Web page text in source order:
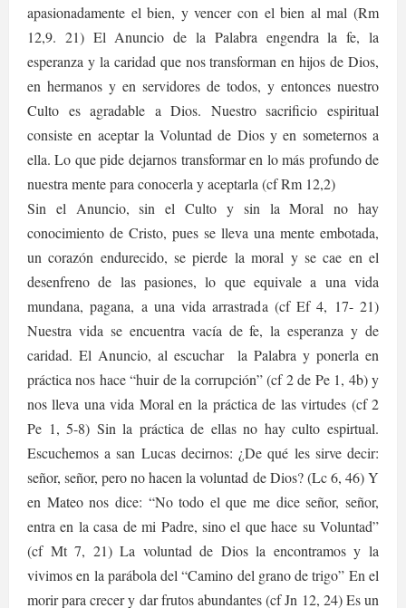
apasionadamente el bien, y vencer con el bien al mal (Rm
12,9. 21) El Anuncio de la Palabra engendra la fe, la
esperanza y la caridad que nos transforman en hijos de Dios,
en hermanos y en servidores de todos, y entonces nuestro
Culto es agradable a Dios. Nuestro sacrificio espiritual
consiste en aceptar la Voluntad de Dios y en someternos a
ella. Lo que pide dejarnos transformar en lo más profundo de
nuestra mente para conocerla y aceptarla (cf Rm 12,2)
Sin el Anuncio, sin el Culto y sin la Moral no hay
conocimiento de Cristo, pues se lleva una mente embotada,
un corazón endurecido, se pierde la moral y se cae en el
desenfreno de las pasiones, lo que equivale a una vida
mundana, pagana, a una vida arrastrada (cf Ef 4, 17- 21)
Nuestra vida se encuentra vacía de fe, la esperanza y de
caridad. El Anuncio, al escuchar
la Palabra y ponerla en
práctica nos hace “huir de la corrupción” (cf 2 de Pe 1, 4b) y
nos lleva una vida Moral en la práctica de las virtudes (cf 2
Pe 1, 5-8) Sin la práctica de ellas no hay culto espirtual.
Escuchemos a san Lucas decirnos: ¿De qué les sirve decir:
señor, señor, pero no hacen la voluntad de Dios? (Lc 6, 46) Y
en Mateo nos dice: “No todo el que me dice señor, señor,
entra en la casa de mi Padre, sino el que hace su Voluntad”
(cf Mt 7, 21) La voluntad de Dios la encontramos y la
vivimos en la parábola del “Camino del grano de trigo” En el
morir para crecer y dar frutos abundantes (cf Jn 12, 24) Es un